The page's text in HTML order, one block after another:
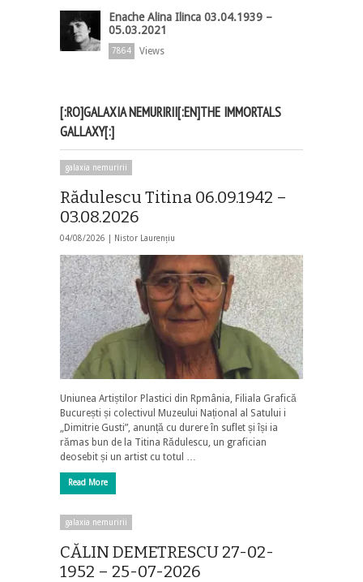
Enache Alina Ilinca 03.04.1939 –
05.03.2021
7864 Views
[:RO]GALAXIA NEMURIRII[:EN]THE IMMORTALS
GALLAXY[:]
galaxia nemuririi
Rădulescu Titina 06.09.1942 –
03.08.2026
04/08/2026 | Nistor Laurențiu
Uniunea Artiștilor Plastici din Rpmânia, Filiala Grafică
București și colectivul Muzeului Național al Satului i
„Dimitrie Gusti”, anunță cu durere în suflet și își ia
rămas bun de la Titina Rădulescu, un grafician
deosebit și un artist cu totul …
Read More
galaxia nemuririi
CĂLIN DEMETRESCU 27-02-
1952 – 25-07-2026